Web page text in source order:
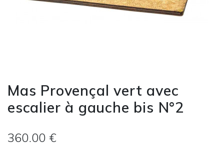
Mas Provençal vert avec
escalier à gauche bis N°2
360.00 €